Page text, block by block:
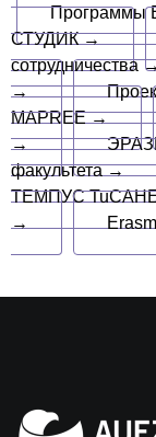
Программы
СТУДИК →
сотрудничества
→
MAPREE →
→
факультета →
ТЕМПУС
→